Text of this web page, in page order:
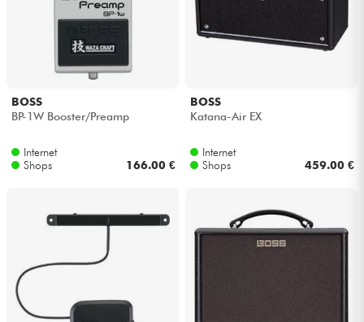
BOSS
BP-1W Booster/Preamp
Internet
Shops
166.00 €
BOSS
Katana-Air EX
Internet
Shops
459.00 €